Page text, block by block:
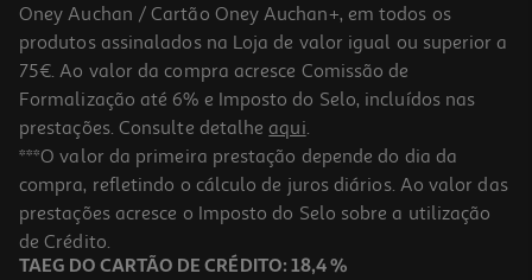
Saco Para Presente Auchan Tamanho L
2.29 €/un
2,29 €
Oney Auchan / Cartão Oney Auchan+, em todos os
produtos assinalados na Loja de valor igual ou superior a
75€. Ao valor da compra acresce Comissão de
Formalização até 6% e Imposto do Selo, incluídos nas
prestações. Consulte detalhe aqui.
***O valor da primeira prestação depende do dia da
compra, refletindo o cálculo de juros diários. Ao valor das
prestações acresce o Imposto do Selo sobre a utilização
de Crédito.
TAEG DO CARTÃO DE CRÉDITO: 18,4 %